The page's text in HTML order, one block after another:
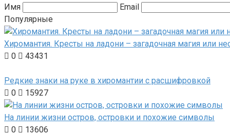
Имя
Email
Популярные
Хиромантия. Кресты на ладони – загадочная магия или
0
43431
Редкие знаки на руке в хиромантии с расшифровкой
0
15927
На линии жизни остров, островки и похожие символы
0
13606